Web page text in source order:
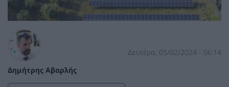
Δημήτρης Αβαρλής
Δευτέρα, 05/02/2024 - 06:14